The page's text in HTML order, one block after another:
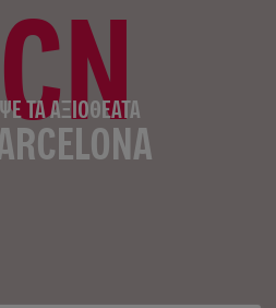
ΤΑ ΑΞΙΟΘΈΑΤΑ